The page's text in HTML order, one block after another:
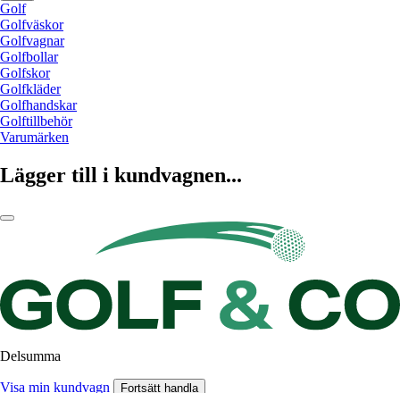
Golf
Golfväskor
Golfvagnar
Golfbollar
Golfskor
Golfkläder
Golfhandskar
Golftillbehör
Varumärken
Lägger till i kundvagnen...
Delsumma
Visa min kundvagn Fortsätt handla